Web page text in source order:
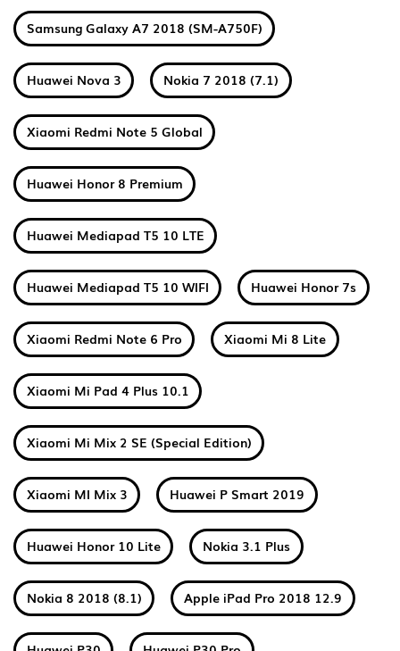
Samsung Galaxy A7 2018 (SM-A750F)
Huawei Nova 3 Nokia 7 2018 (7.1)
Xiaomi Redmi Note 5 Global
Huawei Honor 8 Premium
Huawei Mediapad T5 10 LTE
Huawei Mediapad T5 10 WIFI Huawei Honor 7s
Xiaomi Redmi Note 6 Pro Xiaomi Mi 8 Lite
Xiaomi Mi Pad 4 Plus 10.1
Xiaomi Mi Mix 2 SE (Special Edition)
Xiaomi MI Mix 3 Huawei P Smart 2019
Huawei Honor 10 Lite Nokia 3.1 Plus
Nokia 8 2018 (8.1) Apple iPad Pro 2018 12.9